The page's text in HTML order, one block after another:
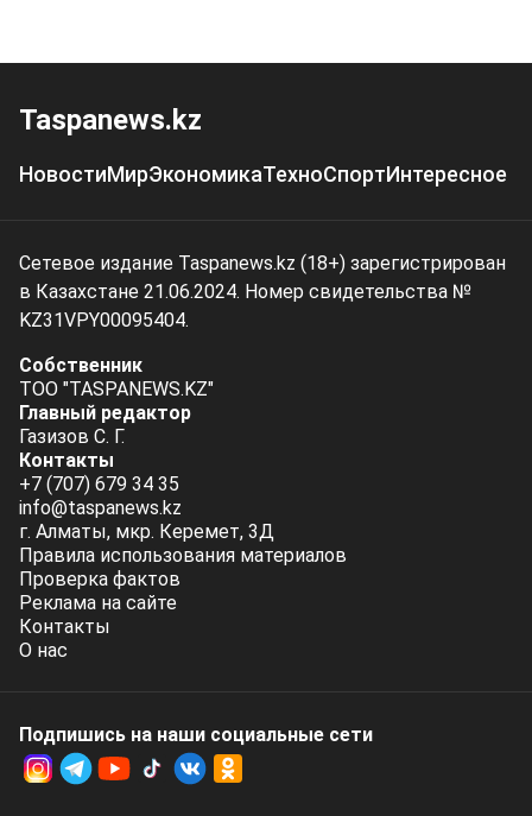
Taspanews.kz
НовостиМирЭкономикаТехноСпортИнтересное
Сетевое издание Taspanews.kz (18+) зарегистрирован
в Казахстане 21.06.2024. Номер свидетельства №
KZ31VPY00095404.
Собственник
ТОО "TASPANEWS.KZ"
Главный редактор
Газизов С. Г.
Контакты
+7 (707) 679 34 35
info@taspanews.kz
г. Алматы, мкр. Керемет, 3Д
Правила использования материалов
Проверка фактов
Реклама на сайте
Контакты
О нас
Подпишись на наши социальные cети